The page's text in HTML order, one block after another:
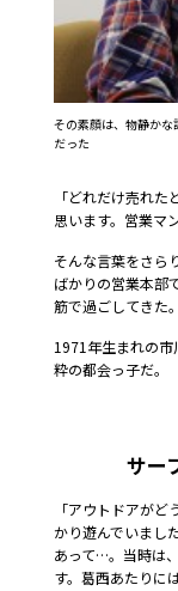
その素顔は、物静か
だった
「どれだけ売れ
思います。営業マ
そんな言葉をさら
ばかりの営業本部
筋で過ごしてきた。
1971年生まれの
粋の都会っ子だ。
サー
「アウトドアが
かり遊んでいまし
あって…。当時は
す。葛西あたりに